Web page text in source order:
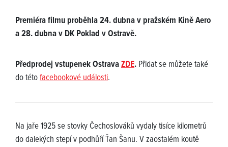
Premiéra filmu proběhla 24. dubna v pražském Kině Aero
a 28. dubna v DK Poklad v Ostravě.
Předprodej vstupenek OstravaZDE. Přidat se můžete také
do tétofacebookové události.
Na jaře 1925 se stovky Čechoslováků vydaly tisíce kilometrů
do dalekých stepí v podhůří Ťan Šanu. V zaostalém koutě